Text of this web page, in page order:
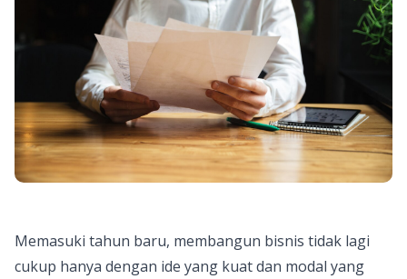
Memasuki tahun baru, membangun bisnis tidak lagi
cukup hanya dengan ide yang kuat dan modal yang